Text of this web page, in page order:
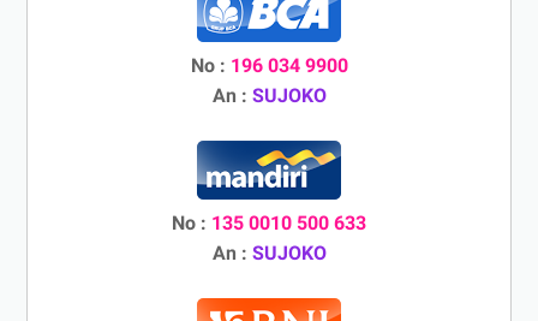
No : 196 034 9900
An : SUJOKO
No : 135 0010 500 633
An : SUJOKO